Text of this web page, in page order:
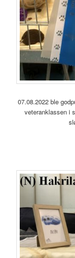
07.08.2022 ble
veteranklassen i